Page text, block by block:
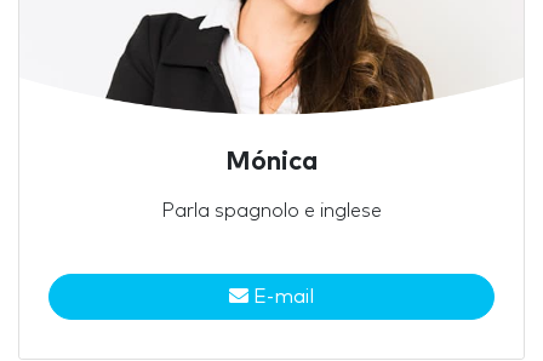
Mónica
Parla spagnolo e inglese
E-mail